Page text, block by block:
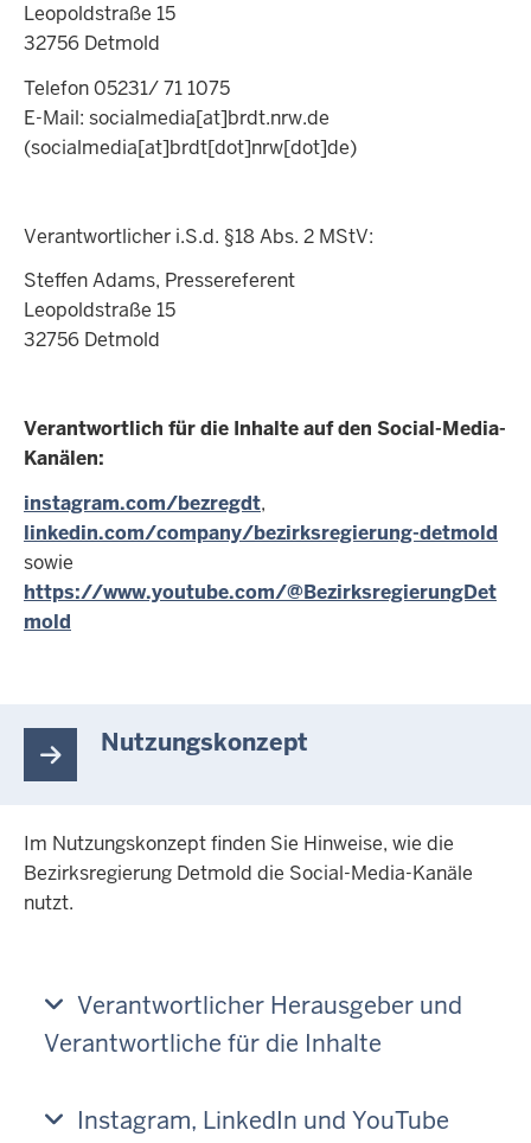
Leopoldstraße 15
32756 Detmold
Telefon 05231/ 71 1075
E-Mail: socialmedia[at]brdt.nrw.de
(socialmedia[at]brdt[dot]nrw[dot]de)
Verantwortlicher i.S.d. §18 Abs. 2 MStV:
Steffen Adams, Pressereferent
Leopoldstraße 15
32756 Detmold
Verantwortlich für die Inhalte auf den Social-Media-
Kanälen:
instagram.com/bezregdt,
linkedin.com/company/bezirksregierung-detmold
sowie
https://www.youtube.com/@BezirksregierungDet
mold
Nutzungskonzept
Im Nutzungskonzept finden Sie Hinweise, wie die
Bezirksregierung Detmold die Social-Media-Kanäle
nutzt.
Verantwortlicher Herausgeber und
Verantwortliche für die Inhalte
Instagram, LinkedIn und YouTube